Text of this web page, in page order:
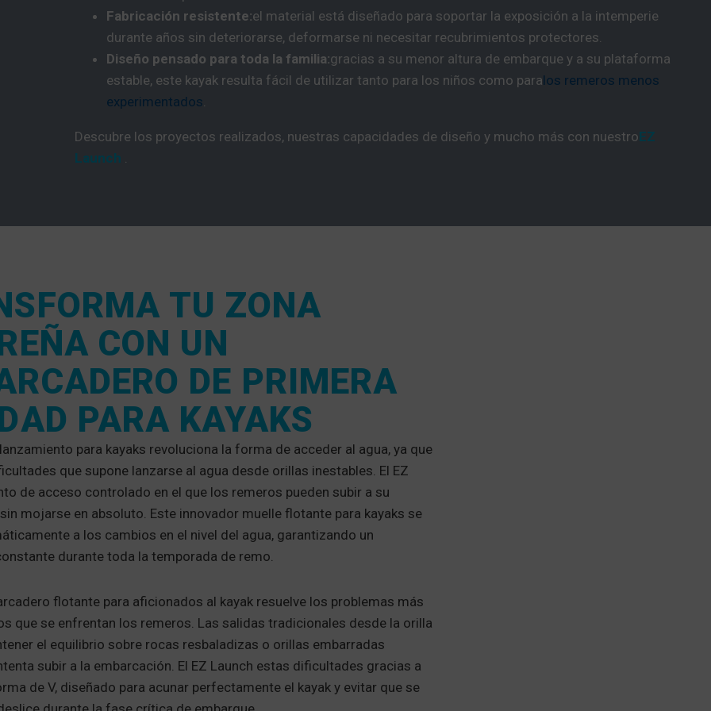
Fabricación resistente:el material está diseñado para soportar la exposición a la intemperie
durante años sin deteriorarse, deformarse ni necesitar recubrimientos protectores.
Diseño pensado para toda la familia:gracias a su menor altura de embarque y a su plataforma
estable, este kayak resulta fácil de utilizar tanto para los niños como paralos remeros menos
experimentados.
Descubre los proyectos realizados, nuestras capacidades de diseño y mucho más con nuestroEZ
Launch .
TU ZONA
CON UN
DE PRIMERA
PARA KAYAKS
para kayaks revoluciona la forma de acceder al agua, ya que
que supone lanzarse al agua desde orillas inestables. El EZ
de acceso controlado en el que los remeros pueden subir a su
mojarse en absoluto. Este innovador muelle flotante para kayaks se
a los cambios en el nivel del agua, garantizando un
durante toda la temporada de remo.
flotante para aficionados al kayak resuelve los problemas más
que se enfrentan los remeros. Las salidas tradicionales desde la orilla
el equilibrio sobre rocas resbaladizas o orillas embarradas
subir a la embarcación. El EZ Launch estas dificultades gracias a
de V, diseñado para acunar perfectamente el kayak y evitar que se